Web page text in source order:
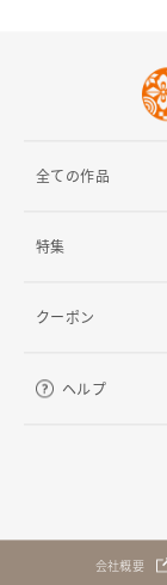
全ての作品
特集
クーポン
ヘルプ
会社概要